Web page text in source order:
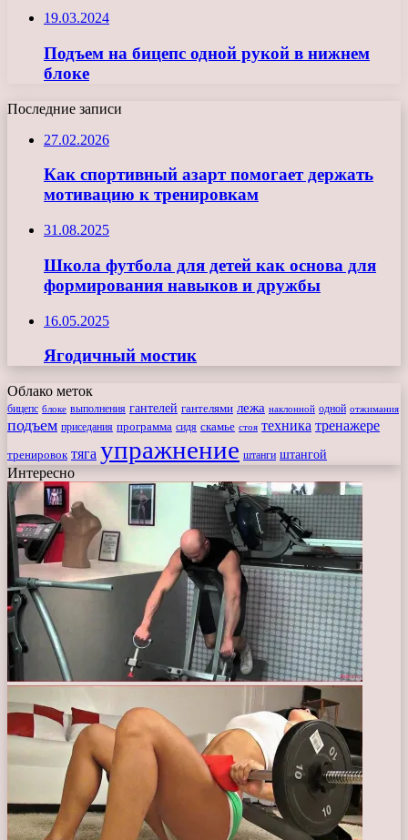
19.03.2024
Подъем на бицепс одной рукой в нижнем
блоке
Последние записи
27.02.2026
Как спортивный азарт помогает держать
мотивацию к тренировкам
31.08.2025
Школа футбола для детей как основа для
формирования навыков и дружбы
16.05.2025
Ягодичный мостик
Облако меток
бицепс блоке выполнения гантелей гантелями лежа наклонной одной отжимания
подъем приседания программа сидя скамье стоя техника тренажере
тренировок тяга упражнение штанги штангой
Интересно